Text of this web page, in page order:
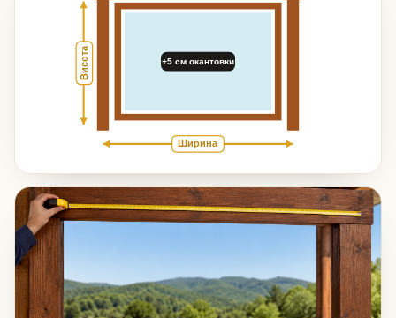
Ширина
Висота +5 см окантовки